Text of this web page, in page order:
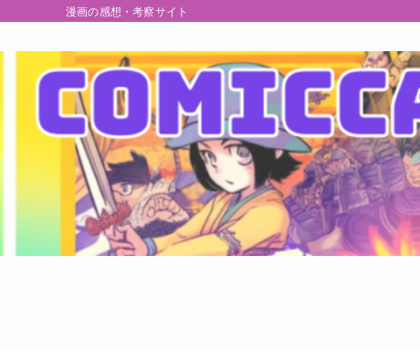
漫画の感想・考察サイト